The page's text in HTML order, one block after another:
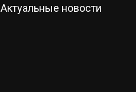
Актуальные новости